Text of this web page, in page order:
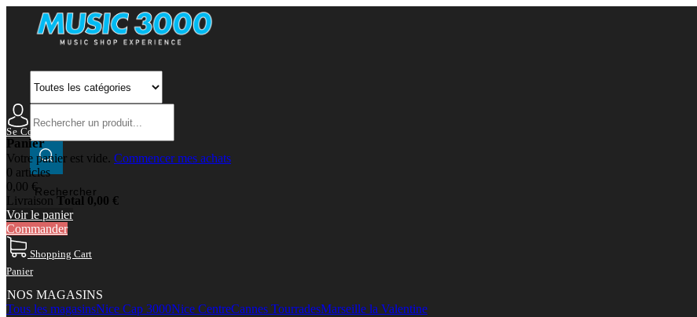
Rechercher
Se Connecter Mon Compte
Panier
Votre panier est vide. Commencer mes achats
0 articles
0,00 €
Livraison Total 0,00 €
Voir le panier
Commander
Shopping Cart
Panier
NOS MAGASINS
Tous les magasinsNice Cap 3000Nice CentreCannes TourradesMarseille la Valentine